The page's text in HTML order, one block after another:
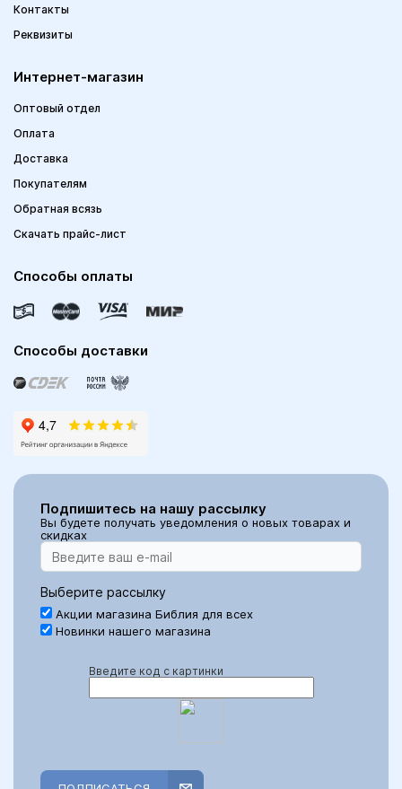
Контакты
Реквизиты
Интернет-магазин
Оптовый отдел
Оплата
Доставка
Покупателям
Обратная всязь
Скачать прайс-лист
Способы оплаты
Способы доставки
Подпишитесь на нашу рассылку
Вы будете получать уведомления о новых товарах и
скидках
Выберите рассылку
Акции магазина Библия для всех
Новинки нашего магазина
Введите код с картинки